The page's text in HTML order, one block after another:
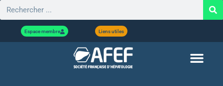
Espace membre Liens utiles